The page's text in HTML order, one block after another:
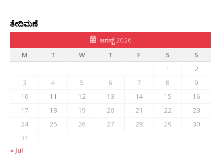
ತೇದಿಮಣೆ
ಆಗಸ್ಟ್ 2026
M
T W T F S
S
1
2
3
4 5 6 7 8
9
10
11 12 13 14 15
16
17
18 19 20 21 22
23
24
25 26 27 28 29
30
31
« Jul